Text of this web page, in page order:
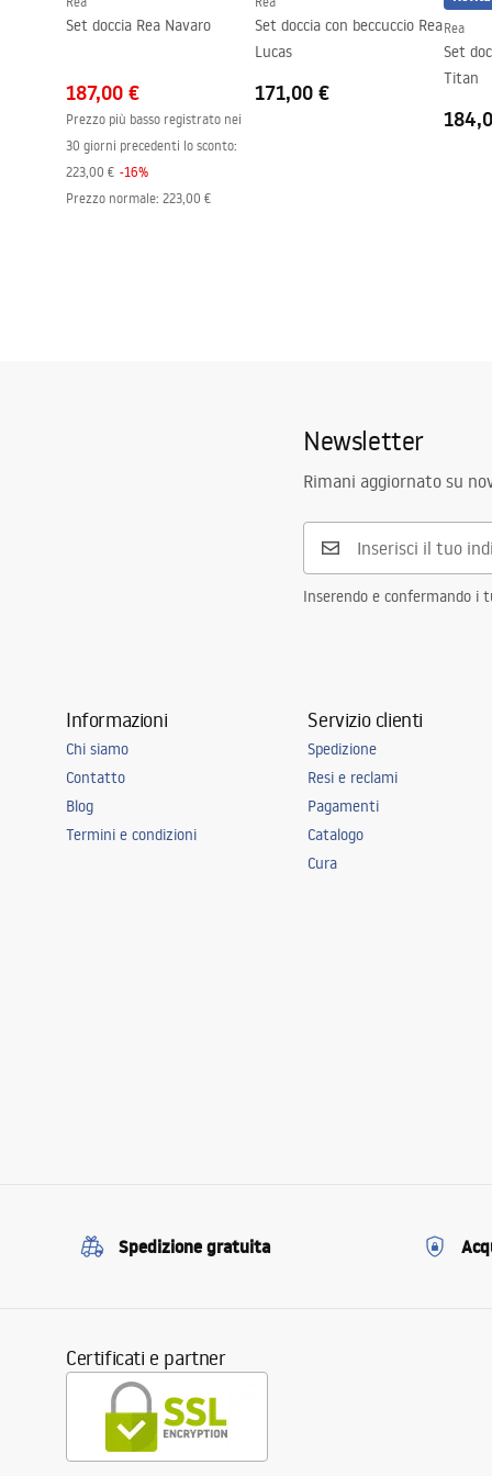
Set doccia Rea Navaro
187,00 €
Prezzo più basso registrato nei
30 giorni precedenti lo sconto:
223,00 € -16%
Prezzo normale: 223,00 €
Set doccia con beccuccio Rea
Lucas
171,00 €
Rea
Set
Titan
Newsletter
Rimani aggiornato su
Inserendo e confermando i
Informazioni
Chi siamo
Contatto
Blog
Termini e condizioni
Servizio clienti
Spedizione
Resi e reclami
Pagamenti
Catalogo
Cura
Spedizione gratuita
Certificati e partner